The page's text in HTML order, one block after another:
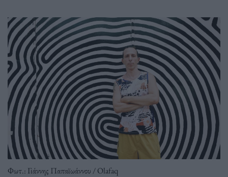
Φωτ.: Γιάννης Παπαϊωάννου / Olafaq